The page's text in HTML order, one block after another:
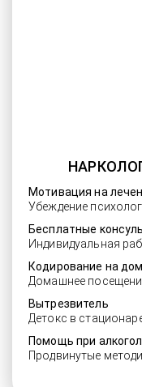
Мотивация на
Убеждение
Бесплатные
Индивидуальная
Кодирование на
Домашнее
Вытрезвитель
Детокс в
Помощь при
Продвинутые